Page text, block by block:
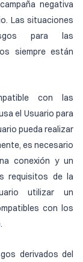
negativa
Las situaciones
para las
siempre están
con las
el Usuario para
pueda realizar
es necesario
conexión y un
requisitos de la
utilizar un
con los
derivados del